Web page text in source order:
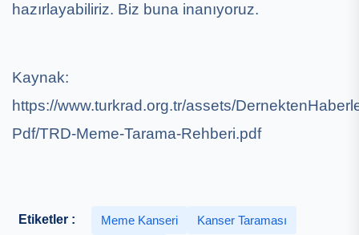
hazırlayabiliriz. Biz buna inanıyoruz.
Kaynak:
https://www.turkrad.org.tr/assets/
Pdf/TRD-Meme-Tarama-Rehberi.pdf
Etiketler : Meme Kanseri Kanser Taraması